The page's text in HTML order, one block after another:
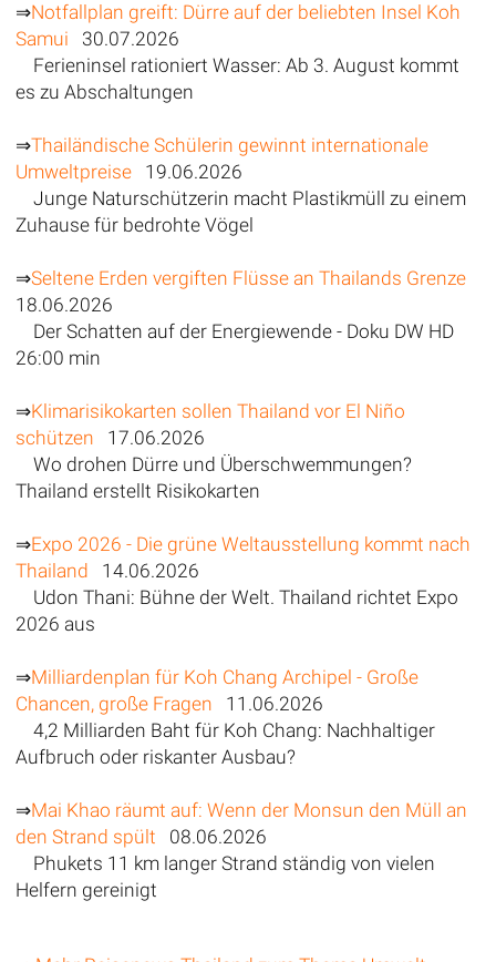
⇒Notfallplan greift: Dürre auf der beliebten Insel Koh
Samui 30.07.2026
Ferieninsel rationiert Wasser: Ab 3. August kommt
es zu Abschaltungen
⇒Thailändische Schülerin gewinnt internationale
Umweltpreise19.06.2026
Junge Naturschützerin macht Plastikmüll zu einem
Zuhause für bedrohte Vögel
⇒Seltene Erden vergiften Flüsse an Thailands Grenze
18.06.2026
Der Schatten auf der Energiewende - Doku DW HD
26:00 min
⇒Klimarisikokarten sollen Thailand vor El Niño
schützen 17.06.2026
Wo drohen Dürre und Überschwemmungen?
Thailand erstellt Risikokarten
⇒Expo 2026 - Die grüne Weltausstellung kommt nach
Thailand 14.06.2026
Udon Thani: Bühne der Welt. Thailand richtet Expo
2026 aus
⇒Milliardenplan für Koh Chang Archipel - Große
Chancen, große Fragen 11.06.2026
4,2 Milliarden Baht für Koh Chang: Nachhaltiger
Aufbruch oder riskanter Ausbau?
⇒Mai Khao räumt auf: Wenn der Monsun den Müll an
den Strand spült 08.06.2026
Phukets 11 km langer Strand ständig von vielen
Helfern gereinigt